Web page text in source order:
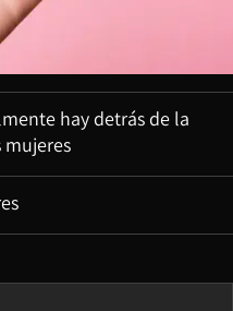
hay detrás de la
mujeres